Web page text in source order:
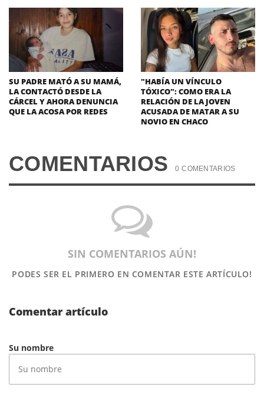
SU PADRE MATÓ A SU MAMÁ,
LA CONTACTÓ DESDE LA
CÁRCEL Y AHORA DENUNCIA
QUE LA ACOSA POR REDES
"HABÍA UN VÍNCULO
TÓXICO": COMO ERA LA
RELACIÓN DE LA JOVEN
ACUSADA DE MATAR A SU
NOVIO EN CHACO
COMENTARIOS 0 COMENTARIOS
SIN COMENTARIOS AÚN!
PODES SER EL PRIMERO EN COMENTAR ESTE ARTÍCULO!
Comentar artículo
Su nombre